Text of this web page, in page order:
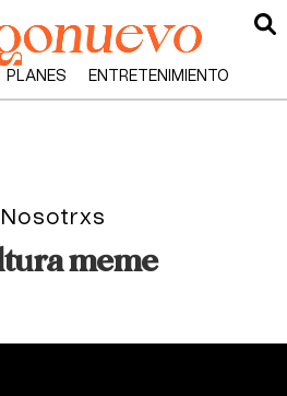
PLANES ENTRETENIMIENTO
meme